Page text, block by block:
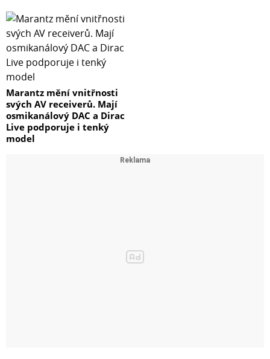
Marantz mění vnitřnosti
svých AV receiverů. Mají
osmikanálový DAC a Dirac
Live podporuje i tenký
model